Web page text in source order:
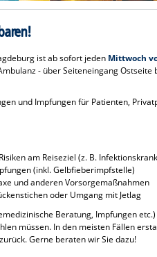
ist ab sofort jeden Mittwoch
- über Seiteneingang
und Impfungen für Patienten,
am Reiseziel (z. B.
(inkl. Gelbfieberimpfstelle)
und anderen Vorsorgemaßnahmen
oder Umgang mit Jetlag
Beratung, Impfungen
müssen. In den meisten Fällen
Gerne beraten wir Sie dazu!